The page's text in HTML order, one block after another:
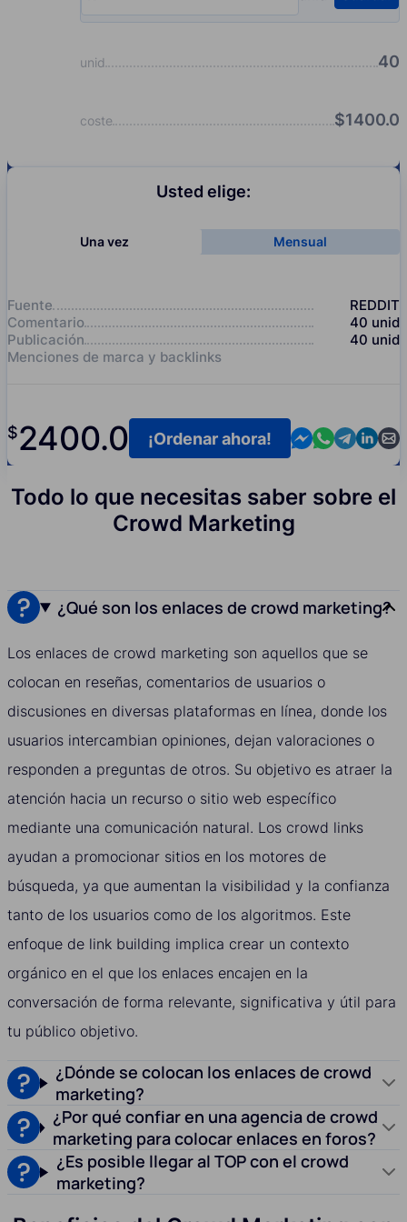
unid 40
coste $1400.0
Usted elige:
Una vez Mensual
Fuente
REDDIT
Comentario
40 unid
Publicación
40 unid
Menciones de marca y backlinks
$2400.0 Contact us in
Contact us
Contact
¡Ordenar ahora!
Todo lo que necesitas saber sobre el
Crowd Marketing
¿Qué son los enlaces de crowd marketing?
Los enlaces de crowd marketing son aquellos que se
colocan en reseñas, comentarios de usuarios o
discusiones en diversas plataformas en línea, donde los
usuarios intercambian opiniones, dejan valoraciones o
responden a preguntas de otros. Su objetivo es atraer la
atención hacia un recurso o sitio web específico
mediante una comunicación natural. Los crowd links
ayudan a promocionar sitios en los motores de
búsqueda, ya que aumentan la visibilidad y la confianza
tanto de los usuarios como de los algoritmos. Este
enfoque de link building implica crear un contexto
orgánico en el que los enlaces encajen en la
conversación de forma relevante, significativa y útil para
tu público objetivo.
¿Dónde se colocan los enlaces de crowd
marketing?
¿Por qué confiar en una agencia de crowd
marketing para colocar enlaces en foros?
¿Es posible llegar al TOP con el crowd
marketing?